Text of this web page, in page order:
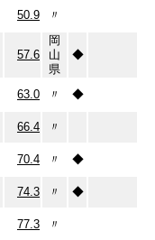
50.9 〃
57.6
岡
山
県
◆
63.0 〃 ◆
66.4 〃
70.4 〃 ◆
74.3 〃
◆
77.3
〃